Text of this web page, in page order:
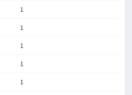
1
1
1
1
1